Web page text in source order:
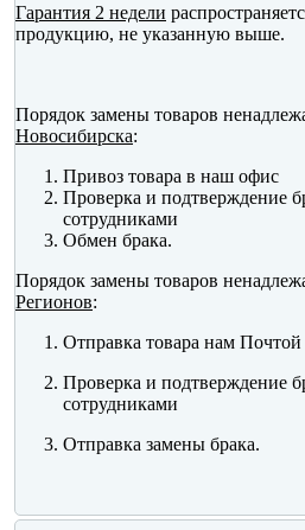
Гарантия 2 недели
продукцию, не указанную выше.
Порядок замены товаров
Новосибирска:
Привоз товара в наш офис
Проверка и подтверждение
сотрудниками
Обмен брака.
Порядок замены товаров
Регионов:
Отправка товара нам Почтой
Проверка и подтверждение
сотрудниками
Отправка замены брака.